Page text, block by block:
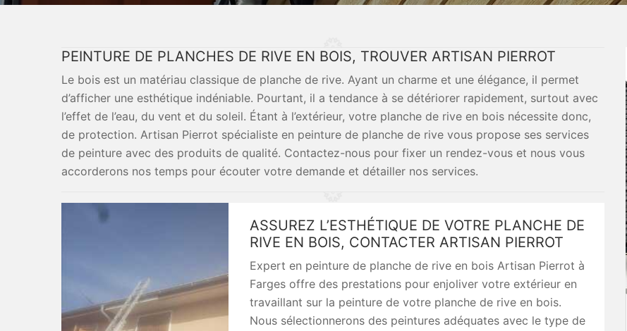
PEINTURE DE PLANCHES DE RIVE EN BOIS, TROUVER ARTISAN PIERROT
Le bois est un matériau classique de planche de rive. Ayant un charme et une élégance, il permet
d’afficher une esthétique indéniable. Pourtant, il a tendance à se détériorer rapidement, surtout avec
l’effet de l’eau, du vent et du soleil. Étant à l’extérieur, votre planche de rive en bois nécessite donc,
de protection. Artisan Pierrot spécialiste en peinture de planche de rive vous propose ses services
de peinture avec des produits de qualité. Contactez-nous pour fixer un rendez-vous et nous vous
accorderons nos temps pour écouter votre demande et détailler nos services.
ASSUREZ L’ESTHÉTIQUE DE VOTRE PLANCHE DE
RIVE EN BOIS, CONTACTER ARTISAN PIERROT
Expert en peinture de planche de rive en bois Artisan Pierrot à
Farges offre des prestations pour enjoliver votre extérieur en
travaillant sur la peinture de votre planche de rive en bois.
Nous sélectionnerons des peintures adéquates avec le type de